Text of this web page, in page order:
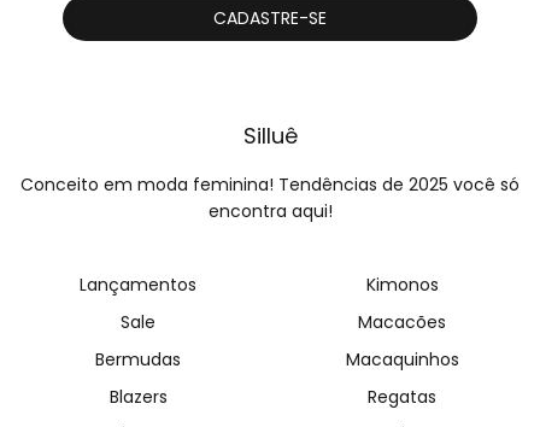
Silluê
Conceito em moda feminina! Tendências de 2025 você só
encontra aqui!
Lançamentos
Sale
Bermudas
Blazers
Kimonos
Macacões
Macaquinhos
Regatas